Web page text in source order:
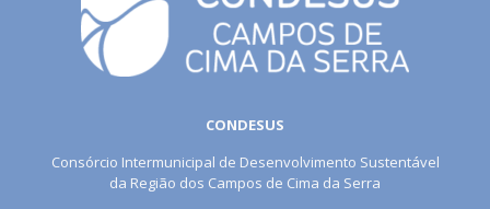
CONDESUS
Consórcio Intermunicipal de Desenvolvimento Sustentável
da Região dos Campos de Cima da Serra